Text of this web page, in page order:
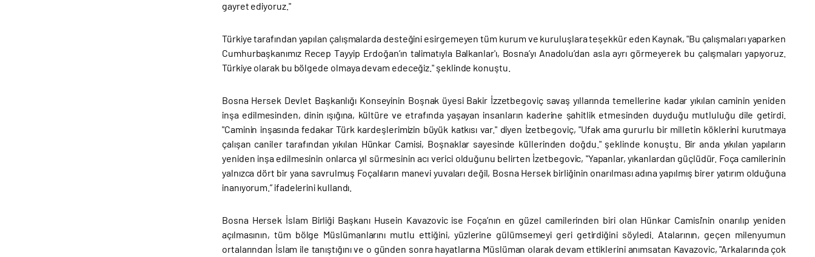
gayret ediyoruz."
Türkiye tarafından yapılan çalışmalarda desteğini esirgemeyen tüm kurum ve kuruluşlara teşekkür eden Kaynak, "Bu çalışmaları yaparken
Cumhurbaşkanımız Recep Tayyip Erdoğan’ın talimatıyla Balkanlar'ı, Bosna’yı Anadolu’dan asla ayrı görmeyerek bu çalışmaları yapıyoruz.
Türkiye olarak bu bölgede olmaya devam edeceğiz." şeklinde konuştu.
Bosna Hersek Devlet Başkanlığı Konseyinin Boşnak üyesi Bakir İzzetbegoviç savaş yıllarında temellerine kadar yıkılan caminin yeniden
inşa edilmesinden, dinin ışığına, kültüre ve etrafında yaşayan insanların kaderine şahitlik etmesinden duyduğu mutluluğu dile getirdi.
"Caminin inşasında fedakar Türk kardeşlerimizin büyük katkısı var." diyen İzetbegoviç, "Ufak ama gururlu bir milletin köklerini kurutmaya
çalışan caniler tarafından yıkılan Hünkar Camisi, Boşnaklar sayesinde küllerinden doğdu." şeklinde konuştu. Bir anda yıkılan yapıların
yeniden inşa edilmesinin onlarca yıl sürmesinin acı verici olduğunu belirten İzetbegovic, "Yapanlar, yıkanlardan güçlüdür. Foça camilerinin
yalnızca dört bir yana savrulmuş Foçalıların manevi yuvaları değil, Bosna Hersek birliğinin onarılması adına yapılmış birer yatırım olduğuna
inanıyorum.” ifadelerini kullandı.
Bosna Hersek İslam Birliği Başkanı Husein Kavazovic ise Foça’nın en güzel camilerinden biri olan Hünkar Camisi’nin onarılıp yeniden
açılmasının, tüm bölge Müslümanlarını mutlu ettiğini, yüzlerine gülümsemeyi geri getirdiğini söyledi. Atalarının, geçen milenyumun
ortalarından İslam ile tanıştığını ve o günden sonra hayatlarına Müslüman olarak devam ettiklerini anımsatan Kavazovic, "Arkalarında çok